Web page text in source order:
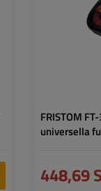
FRISTOM
universella
448,69
Typ av
Lampans